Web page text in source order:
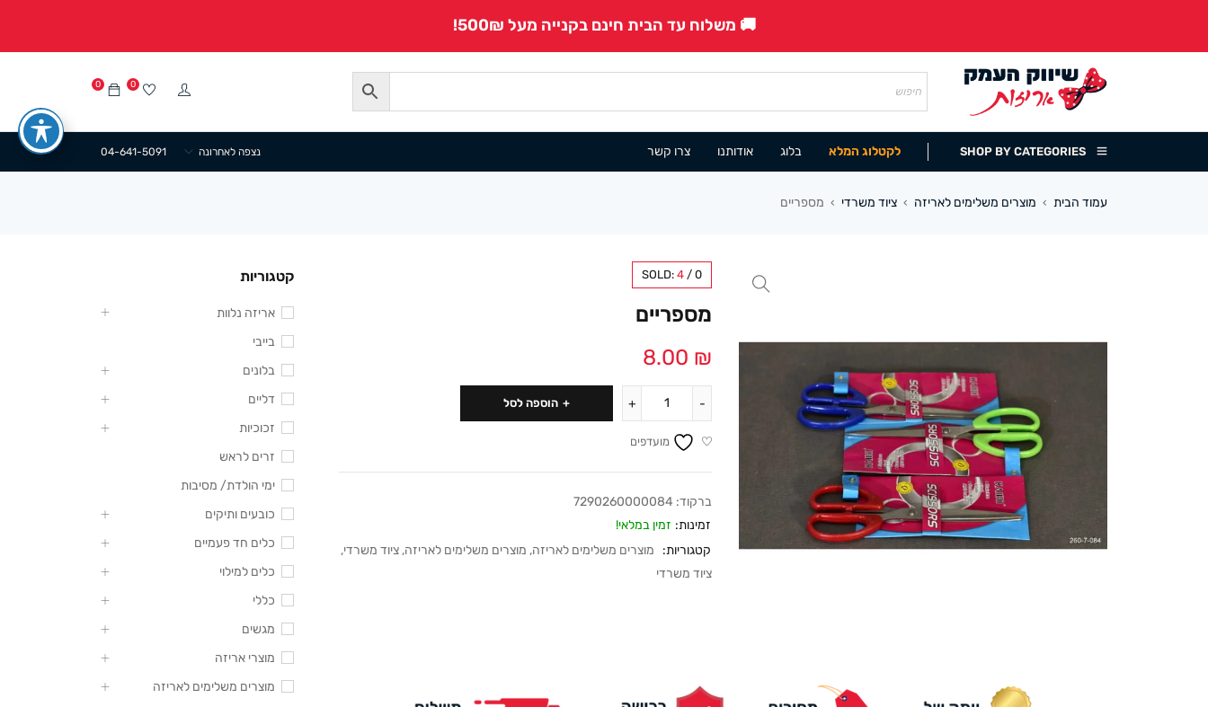
🚚 משלוח עד הבית חינם בקנייה מעל 500₪!
0 0
SHOP BY CATEGORIES לקטלוג המלא בלוג אודותנו צרו קשר 04-641-5091 נצפה לאחרונה
עמוד הבית › מוצרים משלימים לאריזה › ציוד משרדי › מספריים
SOLD: 4 / 0
מספריים
8.00 ₪
הוספה לסל
מועדפים
ברקוד: 7290260000084
זמינות: זמין במלאי!
קטגוריות:
מוצרים משלימים לאריזה, מוצרים משלימים לאריזה, ציוד משרדי,
ציוד משרדי
קטגוריות
אריזה נלוות
בייבי
בלונים
דליים
זכוכיות
זרים לראש
ימי הולדת/ מסיבות
כובעים ותיקים
כלים חד פעמיים
כלים למילוי
כללי
מגשים
מוצרי אריזה
מוצרים משלימים לאריזה